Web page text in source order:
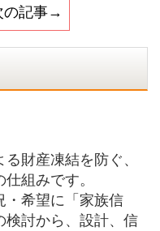
の記事→
財産凍結を防ぐ、
組みです。
・希望に「家族信
検討から、設計、信